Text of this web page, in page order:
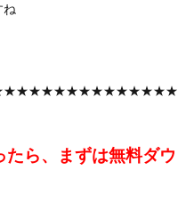
ら、まずは無料ダウ